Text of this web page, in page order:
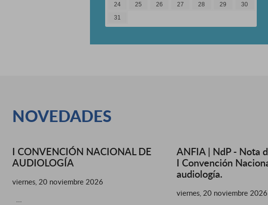
24
25 26 27 28 29
30
31
NOVEDADES
I CONVENCIÓN NACIONAL DE
AUDIOLOGÍA
viernes, 20 noviembre 2026
...
ANFIA | NdP - Nota
I Convención
audiología.
viernes, 20 noviembre 2026